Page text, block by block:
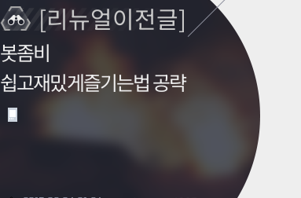
NEXON NOW
추가 정보
카스온라인TV
[리뉴얼이전글]
봇좀비
쉽고재밌게즐기는법 공략